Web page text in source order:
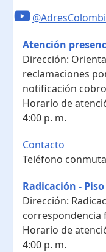
Atención
Dirección:
reclamaciones
notificación
Horario de
4:00 p. m.
Contacto
Teléfono
Radicación - Piso
Dirección:
correspondencia
Horario de
4:00 p. m.